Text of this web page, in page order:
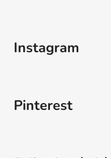
Instagram
Pinterest